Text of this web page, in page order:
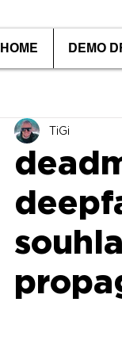
HOME DEMO
TiGi